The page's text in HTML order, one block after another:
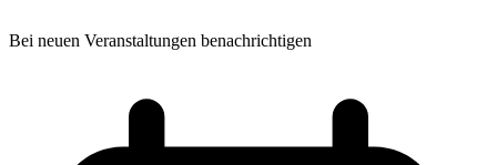
Bei neuen Veranstaltungen benachrichtigen